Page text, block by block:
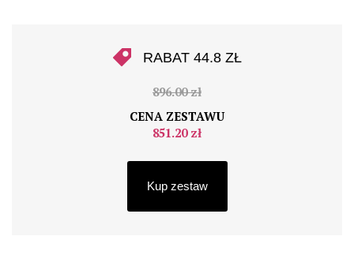
RABAT 44.8 ZŁ
896.00 zł
CENA ZESTAWU
851.20 zł
Kup zestaw